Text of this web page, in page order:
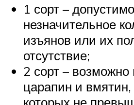
1 сорт – допустимо
незначительное
изъянов или их
отсутствие;
2 сорт –
царапин и